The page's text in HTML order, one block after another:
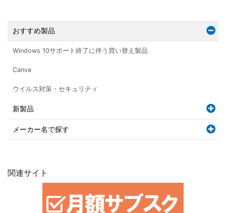
おすすめ製品
Windows 10サポート終了に伴う買い替え製品
Canva
ウイルス対策・セキュリティ
新製品
メーカー名で探す
関連サイト